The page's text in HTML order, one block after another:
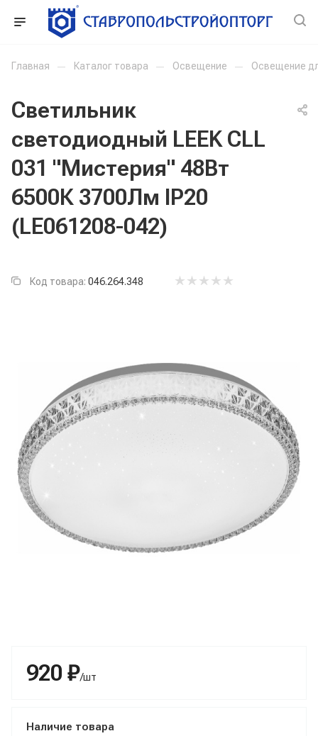
Главная — Каталог товара — Освещение — Освещение
Светильник
светодиодный LEEK CLL
031 "Мистерия" 48Вт
6500К 3700Лм IP20
(LE061208-042)
Код товара: 046.264.348
920 ₽/шт
Наличие товара